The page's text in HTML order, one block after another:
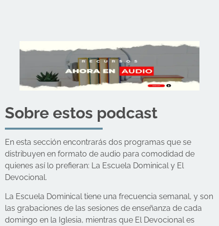
Sobre estos podcast
En esta sección encontrarás dos programas que se
distribuyen en formato de audio para comodidad de
quienes así lo prefieran: La Escuela Dominical y El
Devocional.
La Escuela Dominical tiene una frecuencia semanal, y son
las grabaciones de las sesiones de enseñanza de cada
domingo en la Iglesia, mientras que El Devocional es